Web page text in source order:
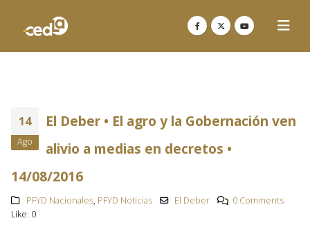
14
Ago
El Deber • El agro y la Gobernación ven
alivio a medias en decretos •
14/08/2016
PFYD Nacionales, PFYD Noticias El Deber
0 Comments
Like: 0